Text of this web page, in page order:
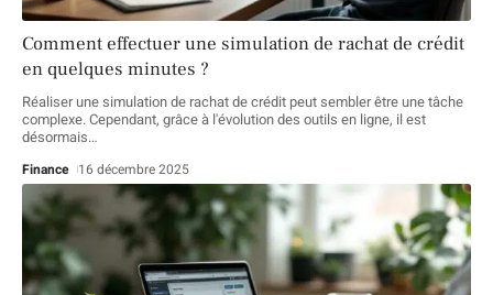
Comment effectuer une simulation de rachat de crédit
en quelques minutes ?
Réaliser une simulation de rachat de crédit peut sembler être une tâche
complexe. Cependant, grâce à l'évolution des outils en ligne, il est
désormais…
Finance 16 décembre 2025